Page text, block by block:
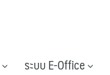
ระบบ E-Office